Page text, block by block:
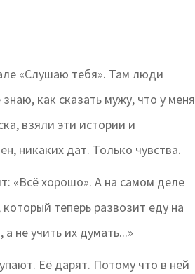
«Слушаю тебя». Там люди
как сказать мужу, что у меня
взяли эти истории и
никаких дат. Только чувства.
«Всё хорошо». А на самом деле
теперь развозит еду на
не учить их думать...»
Её дарят. Потому что в ней